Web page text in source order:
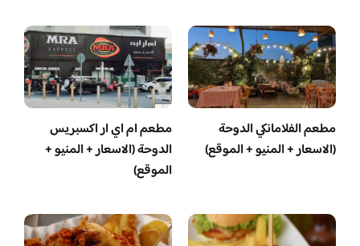
مطعم الفلامانكي الدوحة
(الاسعار + المنيو + الموقع)
مطعم ام اي ار اكسبريس
الدوحة (الاسعار + المنيو +
الموقع)